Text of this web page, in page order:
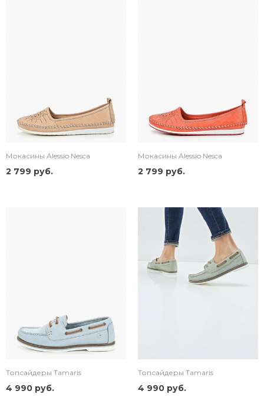
Мокасины Alessio Nesca
2 799 руб.
Мокасины Alessio Nesca
2 799 руб.
Топсайдеры Tamaris
4 990 руб.
Топсайдеры Tamaris
4 990 руб.